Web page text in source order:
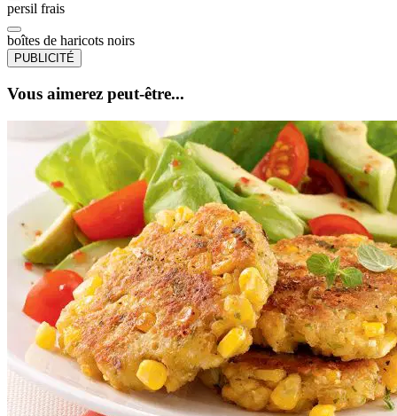
persil frais
boîtes de haricots noirs
PUBLICITÉ
Vous aimerez peut-être...